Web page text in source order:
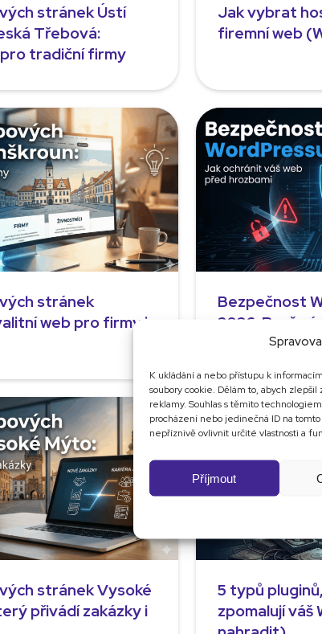
K ukládání a nebo přístupu k
soubory cookie. Dělám to, abych
reklamy. Souhlas s těmito
procházení nebo jedinečná ID na
nepříznivě ovlivnit určité vlastnosti a
Příjmout
stránek Ústí
Třebová:
tradiční firmy
Jak vybrat
firemní web
stránek
web pro firmy i
Bezpečnost
2026: Proč
adresy
stránek Vysoké
přivádí zakázky i
5 typů
zpomalují váš